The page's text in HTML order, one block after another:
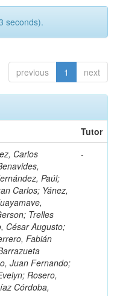
seconds).
previous 1 next
Tutor
Carlos
Paúl;
Carlos; Yánez,
Trelles
César Augusto;
Fabián
Juan Fernando;
Rosero,
Córdoba,
-